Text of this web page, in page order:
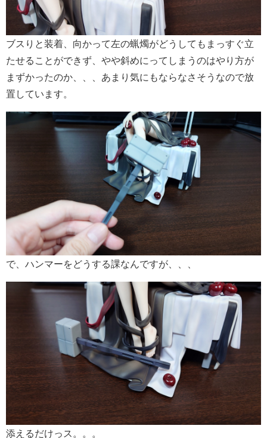
ブスりと装着、向かって左の蝋燭がどうしてもまっすぐ立
たせることができず、やや斜めにってしまうのはやり方が
まずかったのか、、、あまり気にもならなさそうなので放
置しています。
で、ハンマーをどうする課なんですが、、、
添えるだけっス。。。